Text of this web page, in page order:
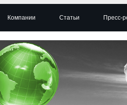
Компании Статьи Пресс-